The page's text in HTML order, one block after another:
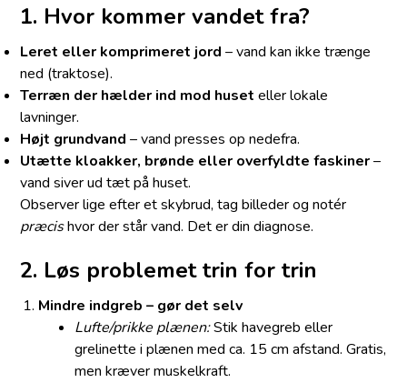
1. Hvor kommer vandet fra?
Leret eller komprimeret jord – vand kan ikke trænge
ned (traktose).
Terræn der hælder ind mod huset eller lokale
lavninger.
Højt grundvand – vand presses op nedefra.
Utætte kloakker, brønde eller overfyldte faskiner–
vand siver ud tæt på huset.
Observer lige efter et skybrud, tag billeder og notér
præcishvor der står vand. Det er din diagnose.
2. Løs problemet trin for trin
Mindre indgreb – gør det selv
Lufte/prikke plænen:Stik havegreb eller
grelinette i plænen med ca. 15 cm afstand. Gratis,
men kræver muskelkraft.